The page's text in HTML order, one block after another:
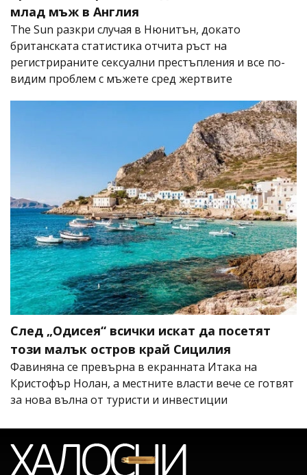
млад мъж в Англия
The Sun разкри случая в Нюнитън, докато
британската статистика отчита ръст на
регистрираните сексуални престъпления и все по-
видим проблем с мъжете сред жертвите
След „Одисея“ всички искат да посетят
този малък остров край Сицилия
Фавиняна се превърна в екранната Итака на
Кристофър Нолан, а местните власти вече се готвят
за нова вълна от туристи и инвестиции